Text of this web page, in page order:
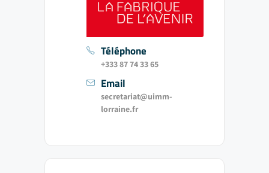
Téléphone
+333 87 74 33 65
Email
secretariat@uimm-
lorraine.fr